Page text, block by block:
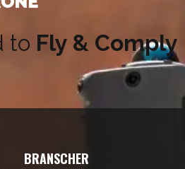
to Fly & Comply
BRANSCHER